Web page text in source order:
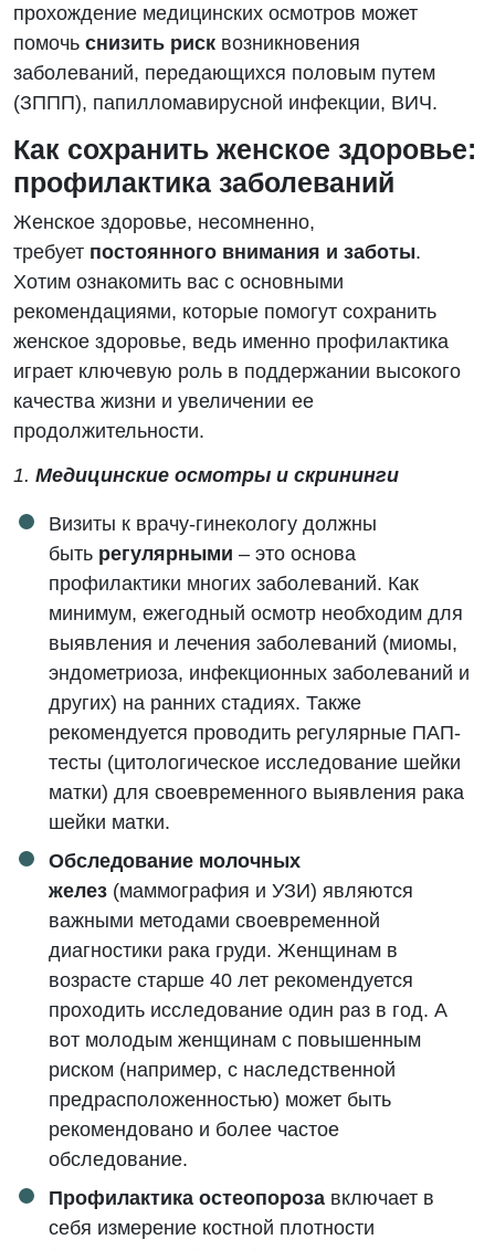
прохождение медицинских осмотров может
помочь снизить риск возникновения
заболеваний, передающихся половым путем
(ЗППП), папилломавирусной инфекции, ВИЧ.
Как сохранить женское здоровье:
профилактика заболеваний
Женское здоровье, несомненно,
требует постоянного внимания и заботы.
Хотим ознакомить вас с основными
рекомендациями, которые помогут сохранить
женское здоровье, ведь именно профилактика
играет ключевую роль в поддержании высокого
качества жизни и увеличении ее
продолжительности.
1. Медицинские осмотры и скрининги
Визиты к врачу-гинекологу должны
быть регулярными – это основа
профилактики многих заболеваний. Как
минимум, ежегодный осмотр необходим для
выявления и лечения заболеваний (миомы,
эндометриоза, инфекционных заболеваний и
других) на ранних стадиях. Также
рекомендуется проводить регулярные ПАП-
тесты (цитологическое исследование шейки
матки) для своевременного выявления рака
шейки матки.
Обследование молочных
желез (маммография и УЗИ) являются
важными методами своевременной
диагностики рака груди. Женщинам в
возрасте старше 40 лет рекомендуется
проходить исследование один раз в год. А
вот молодым женщинам с повышенным
риском (например, с наследственной
предрасположенностью) может быть
рекомендовано и более частое
обследование.
Профилактика остеопороза включает в
себя измерение костной плотности